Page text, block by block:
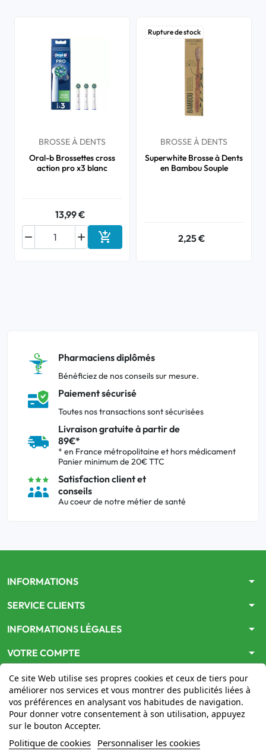
BROSSE À DENTS
Oral-b Brossettes cross
action pro x3 blanc
13,99 €

 Ajouter au panier
Rupture de stock
BROSSE À DENTS
Superwhite Brosse à Dents
en Bambou Souple
2,25 €
Pharmaciens diplômés
Bénéficiez de nos conseils sur mesure.
Paiement sécurisé
Toutes nos transactions sont sécurisées
Livraison gratuite à partir de
89€*
* en France métropolitaine et hors médicament
Panier minimum de 20€ TTC
Satisfaction client et
conseils
Au coeur de notre métier de santé
INFORMATIONS arrow_drop_down
SERVICE CLIENTS arrow_drop_down
INFORMATIONS LÉGALES arrow_drop_down
VOTRE COMPTE arrow_drop_down
Ce site Web utilise ses propres cookies et ceux de tiers pour
améliorer nos services et vous montrer des publicités liées à
vos préférences en analysant vos habitudes de navigation.
Pour donner votre consentement à son utilisation, appuyez
sur le bouton Accepter.
Politique de cookies Personnaliser les cookies
www.mon-pharmacien-conseil.com
par le Ministère de la Santépour la vente en ligne de